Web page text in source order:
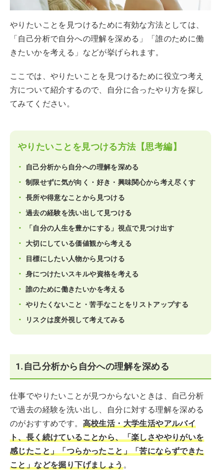
やりたいことを見つけるために有効な方法としては、
「自己分析で自分への理解を深める」「誰のために働
きたいかを考える」などが挙げられます。
ここでは、やりたいことを見つけるために役立つ考え
方について紹介するので、自分に合ったやり方を探し
てみてください。
やりたいことを見つける方法【思考編】
自己分析から自分への理解を深める
制限せずに気が向く・好き・興味関心から考え尽くす
長所や得意なことから見つける
過去の経験を洗い出して見つける
「自分の人生を豊かにする」視点で見つけ出す
大切にしている価値観から考える
目標にしたい人物から見つける
身につけたいスキルや資格を考える
誰のために働きたいかを考える
やりたくないこと・苦手なことをリストアップする
リスクは度外視して考えてみる
1.自己分析から自分への理解を深める
仕事でやりたいことが見つからないときは、自己分析
で過去の経験を洗い出し、自分に対する理解を深める
のがおすすめです。 高校生活・大学生活やアルバイ
ト、長く続けていることから、「楽しさややりがいを
感じたこと」「つらかったこと」「苦にならずできた
こと」などを掘り下げましょう 。